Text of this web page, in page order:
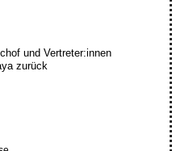
und Vertreter:innen
zurück